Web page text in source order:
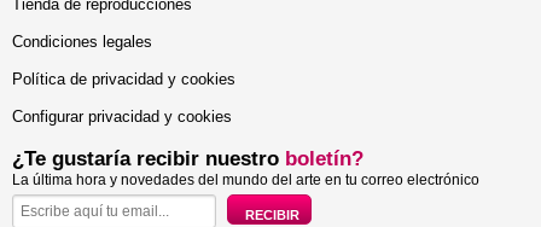
Tienda de reproducciones
Condiciones legales
Política de privacidad y cookies
Configurar privacidad y cookies
¿Te gustaría recibir nuestro boletín?
La última hora y novedades del mundo del arte en tu correo electrónico